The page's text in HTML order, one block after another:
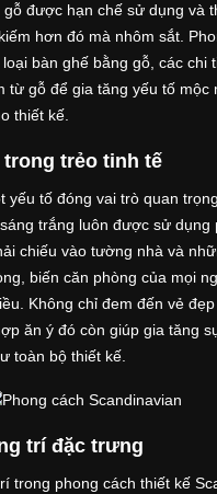
được hạn chế sử dụng và
hơn đó mà nhôm sắt.
bàn ghế bằng gỗ, các chi
từ gỗ để gia tăng yếu tố mộc
thiết kế.
trẻo tinh tế
yếu tố đóng vai trò quan
trắng luôn được sử dụng
chiếu vào tường nhà và
biến căn phòng của mọi
Không chỉ đem đến vẻ
ăn ý đó còn giúp gia tăng
toàn bộ thiết kế.
trí đặc trưng
trong phong cách thiết kế